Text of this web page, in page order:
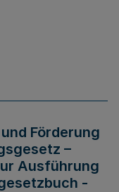
Förderung
–
Ausführung
-